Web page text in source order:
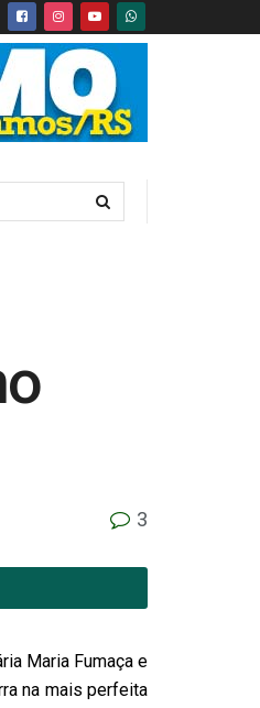
3
Maria Fumaça e
na mais perfeita